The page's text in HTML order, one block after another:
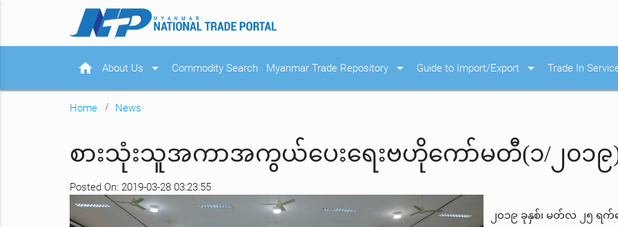
home About Us arrow_drop_down Commodity Search Myanmar Trade Repository arrow_drop_down Guide to Import/Export arrow_drop_down Trade In
Home News
စားသုံးသူအကာအကွယ်ပေးရေးဗဟိုကော်မတီ(၁/၂၀၁
Posted On: 2019-03-28 03:23:55
၂၀၁၉ ခုနှစ်၊ မတ်လ ၂၅ ရက်န